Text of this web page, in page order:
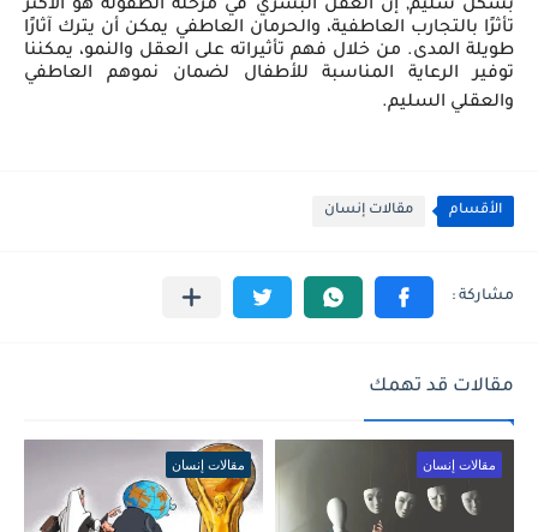
بشكل سليم, إن العقل البشري في مرحلة الطفولة هو الأكثر
تأثرًا بالتجارب العاطفية، والحرمان العاطفي يمكن أن يترك آثارًا
طويلة المدى. من خلال فهم تأثيراته على العقل والنمو، يمكننا
توفير الرعاية المناسبة للأطفال لضمان نموهم العاطفي
والعقلي السليم.
الأقسام مقالات إنسان
مقالات قد تهمك
مقالات إنسان مقالات إنسان